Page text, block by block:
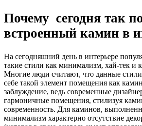
Почему сегодня так
встроенный камин в
На сегодняшний день в интерьере
такие стили как минимализм, хай-тек и
Многие люди считают, что данные стили
себе такой элемент помещения как
заблуждение, ведь современные
гармоничные помещения, стилизуя
современность. Для каминов,
минимализм характерно отсутствие